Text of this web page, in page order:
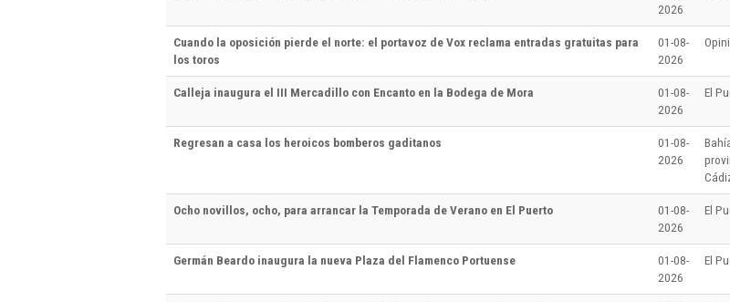
2026
Cuando la oposición pierde el norte: el portavoz de Vox reclama entradas gratuitas para
los toros
01-08-
2026
Calleja inaugura el III Mercadillo con Encanto en la Bodega de Mora
01-08-
2026
El
Regresan a casa los heroicos bomberos gaditanos
01-08-
2026
Ocho novillos, ocho, para arrancar la Temporada de Verano en El Puerto
01-08-
2026
El
Germán Beardo inaugura la nueva Plaza del Flamenco Portuense
01-08-
2026
El